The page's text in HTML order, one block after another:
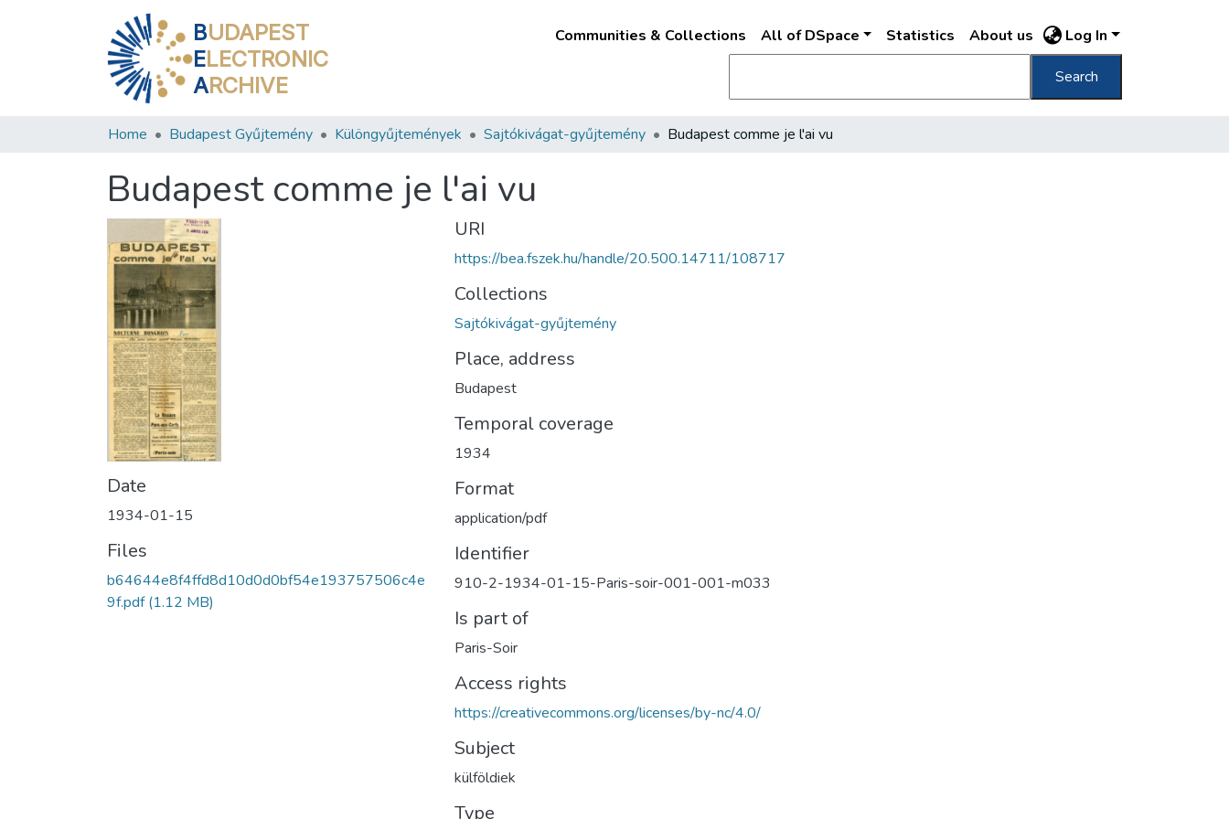
BUDAPEST
ELECTRONIC
ARCHIVE
Communities & Collections All of DSpace Statistics About us Log In
Search
Home Budapest Gyűjtemény Különgyűjtemények Sajtókivágat-gyűjtemény Budapest comme je l'ai vu
Budapest comme je l'ai vu
Date
1934-01-15
Files
b64644e8f4ffd8d10d0d0bf54e193757506c4e
9f.pdf(1.12 MB)
URI
https://bea.fszek.hu/handle/20.500.14711/108717
Collections
Sajtókivágat-gyűjtemény
Place, address
Budapest
Temporal coverage
1934
Format
application/pdf
Identifier
910-2-1934-01-15-Paris-soir-001-001-m033
Is part of
Paris-Soir
Access rights
https://creativecommons.org/licenses/by-nc/4.0/
Subject
külföldiek
Type